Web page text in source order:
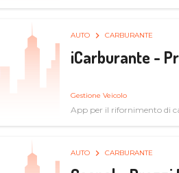
AUTO CARBURANTE
iCarburante -
Gestione Veicolo
App per il rifornimento di
AUTO CARBURANTE